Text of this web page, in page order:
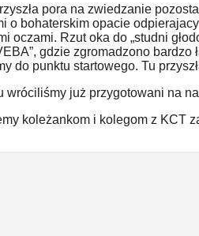
pora na zwiedzanie
o bohaterskim opacie
oczami. Rzut oka do „studni
gdzie zgromadzono
do punktu startowego. Tu
wróciliśmy już przygotowani na
koleżankom i kolegom z KCT